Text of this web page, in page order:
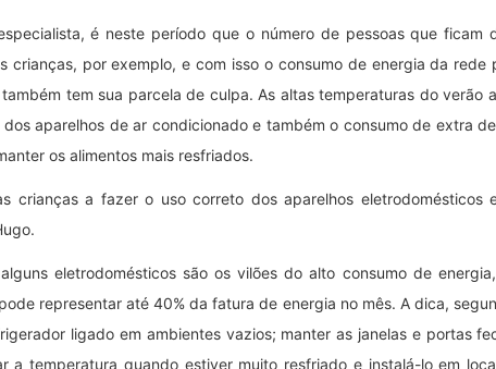
é neste período que o número de pessoas que ficam
crianças, por exemplo, e com isso o consumo de energia da rede
tem sua parcela de culpa. As altas temperaturas do verão
aparelhos de ar condicionado e também o consumo de extra
os alimentos mais resfriados.
crianças a fazer o uso correto dos aparelhos eletrodomésticos
eletrodomésticos são os vilões do alto consumo de
representar até 40% da fatura de energia no mês. A dica,
ligado em ambientes vazios; manter as janelas e portas
a temperatura quando estiver muito resfriado e instalá-lo em